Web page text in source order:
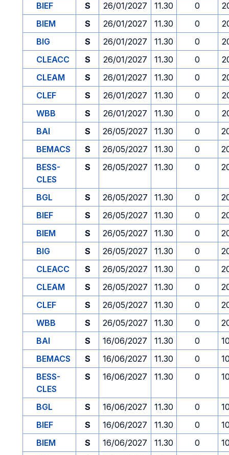
BIEF
S 26/01/2027 11.30 0
BIEM
S 26/01/2027 11.30 0
BIG
S 26/01/2027 11.30 0
CLEACC
S 26/01/2027 11.30 0
CLEAM
S 26/01/2027 11.30 0
CLEF
S 26/01/2027 11.30 0
WBB
S 26/01/2027 11.30 0
BAI
S 26/05/2027 11.30 0
BEMACS
S 26/05/2027 11.30 0
BESS-
CLES
S 26/05/2027 11.30 0
BGL S 26/05/2027 11.30 0
BIEF
S 26/05/2027 11.30 0
BIEM
S 26/05/2027 11.30 0
BIG
S 26/05/2027 11.30 0
CLEACC
S 26/05/2027 11.30 0
CLEAM
S 26/05/2027 11.30 0
CLEF
S 26/05/2027 11.30 0
WBB
S 26/05/2027 11.30 0
BAI
S 16/06/2027 11.30 0
BEMACS
S 16/06/2027 11.30 0
BESS-
CLES
S 16/06/2027 11.30 0
BGL S 16/06/2027 11.30 0
BIEF
S 16/06/2027 11.30 0
BIEM
S 16/06/2027 11.30 0